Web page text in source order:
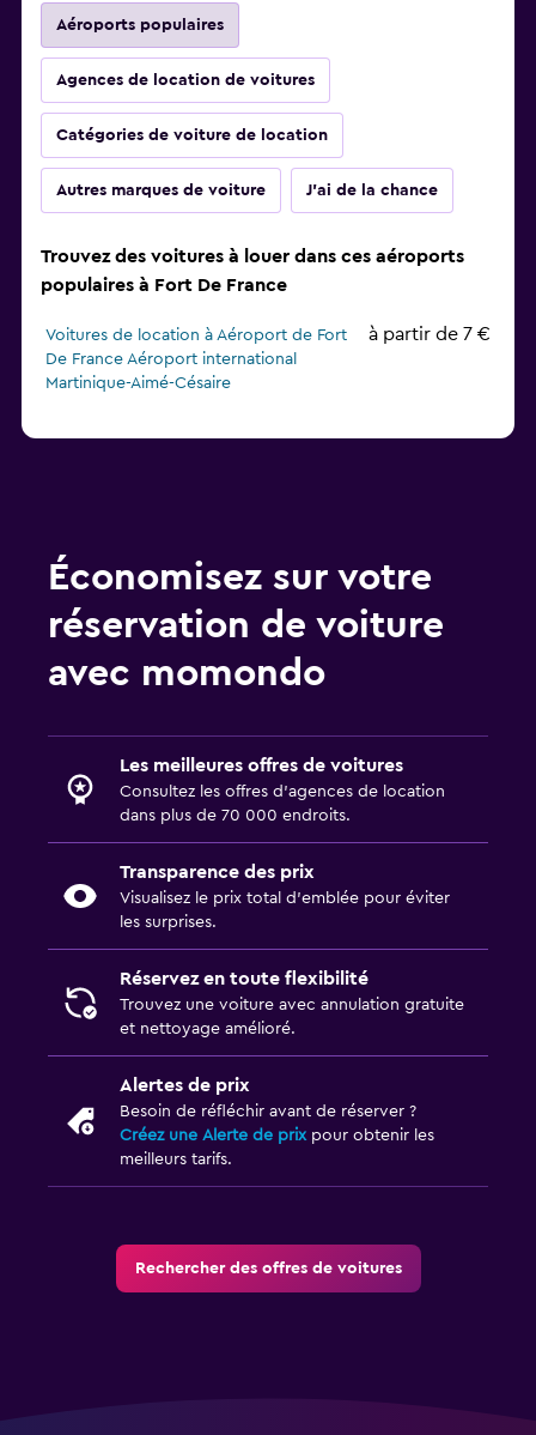
Aéroports populaires
Agences de location de voitures
Catégories de voiture de location
Autres marques de voiture J'ai de la chance
Trouvez des voitures à louer dans ces aéroports
populaires à Fort De France
Voitures de location à Aéroport de Fort
De France Aéroport international
Martinique-Aimé-Césaire
à partir de 7 €
Économisez sur votre
réservation de voiture
avec momondo
Les meilleures offres de voitures
Consultez les offres d’agences de location
dans plus de 70 000 endroits.
Transparence des prix
Visualisez le prix total d’emblée pour éviter
les surprises.
Réservez en toute flexibilité
Trouvez une voiture avec annulation gratuite
et nettoyage amélioré.
Alertes de prix
Besoin de réfléchir avant de réserver ?
Créez une Alerte de prixpour obtenir les
meilleurs tarifs.
Rechercher des offres de voitures